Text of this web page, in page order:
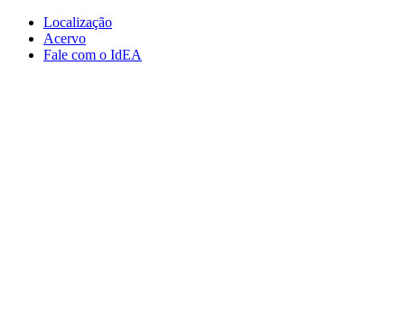
Conteúdo principal
Localização
Acervo
Fale com o IdEA